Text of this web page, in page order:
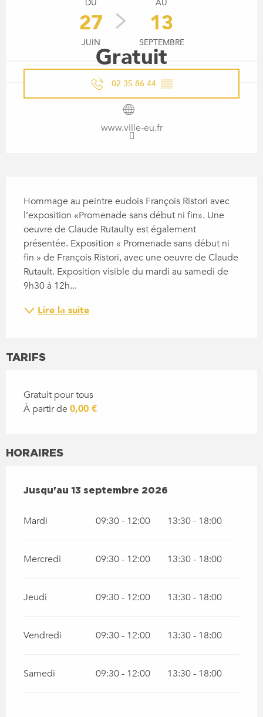
DU
27
JUIN
AU
13
SEPTEMBRE
Gratuit
02 35 86 44 ▒▒
www.ville-eu.fr
Hommage au peintre eudois François Ristori avec
l’exposition «Promenade sans début ni fin». Une
oeuvre de Claude Rutaulty est également
présentée. Exposition « Promenade sans début ni
fin » de François Ristori, avec une oeuvre de Claude
Rutault. Exposition visible du mardi au samedi de
9h30 à 12h...
Lire la suite
TARIFS
Gratuit pour tous
À partir de 0,00 €
HORAIRES
DU27 JUIN 2026AU13 SEPTEMBRE 2026
Jusqu'au 13 septembre 2026
Mardi 09:30 - 12:00 13:30 - 18:00
Mercredi 09:30 - 12:00 13:30 - 18:00
Jeudi 09:30 - 12:00 13:30 - 18:00
Vendredi 09:30 - 12:00 13:30 - 18:00
Samedi 09:30 - 12:00 13:30 - 18:00